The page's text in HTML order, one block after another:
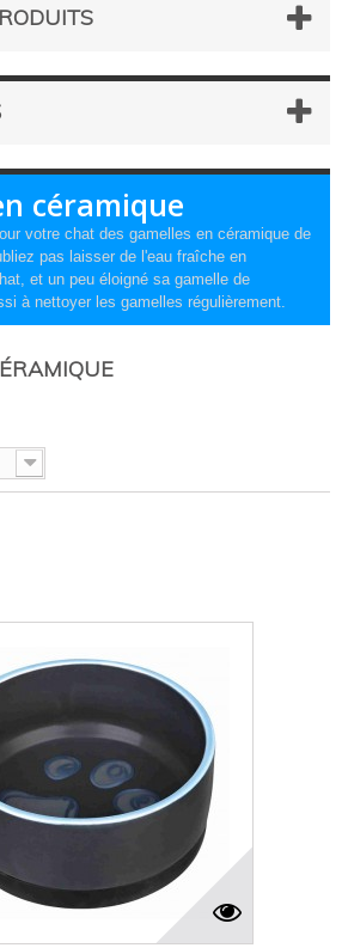
céramique
votre chat des gamelles en céramique de
pas laisser de l'eau fraîche en
et un peu éloigné sa gamelle de
à nettoyer les gamelles régulièrement.